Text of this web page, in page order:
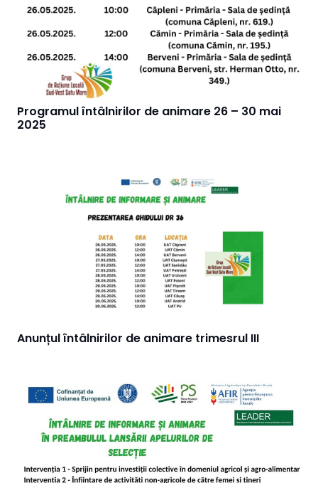
Programul întâlnirilor de animare 26 – 30 mai
2025
Anunțul întâlnirilor de animare trimesrul III